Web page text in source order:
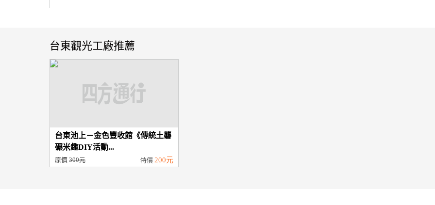
台東觀光工廠推薦
台東池上－金色豐收館《傳統土礱
碾米趣DIY活動...
原價 300元 特價 200元